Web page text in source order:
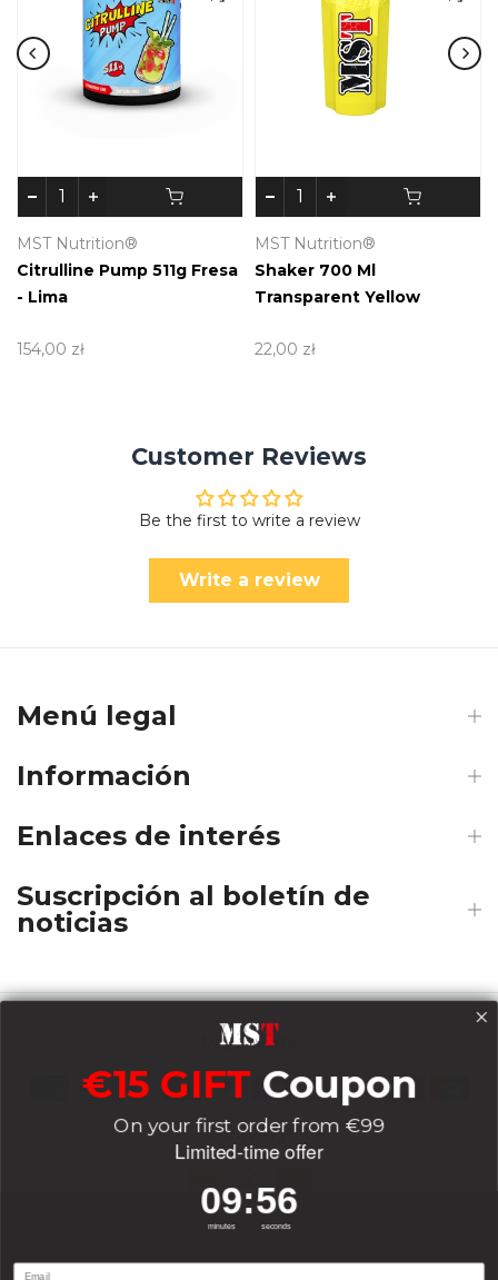
MST Nutrition®
Citrulline Pump 511g Fresa
- Lima
154,00 zł
MST Nutrition®
Shaker 700 Ml
Transparent Yellow
22,00 zł
Customer Reviews
Be the first to write a review
Write a review
Menú legal
Información
Enlaces de interés
Suscripción al boletín de
noticias
Payments
Delivery
Socials
€15 GIFT Coupon
On your first order from €99
Limited-time offer
09
minutes
:56
seconds
Email